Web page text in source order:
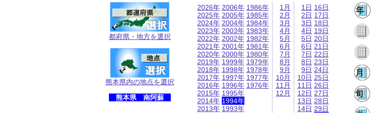
都府県・地方を選択
熊本県内の地点を選択
熊本県 南阿蘇
2026年
2025年
2024年
2023年
2022年
2021年
2020年
2019年
2018年
2017年
2016年
2015年
2014年
2013年
2006年
2005年
2004年
2003年
2002年
2001年
2000年
1999年
1998年
1997年
1996年
1995年
1994年
1993年
1986年
1985年
1984年
1983年
1982年
1981年
1980年
1979年
1978年
1977年
1976年
1月
2月
3月
4月
5月
6月
7月
8月
9月
10月
11月
12月
1日
2日
3日
4日
5日
6日
7日
8日
9日
10日
11日
12日
13日
14日
16日
17日
18日
19日
20日
21日
22日
23日
24日
25日
26日
27日
28日
29日